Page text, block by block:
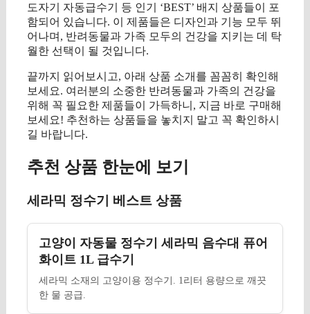
도자기 자동급수기 등 인기 ‘BEST’ 배지 상품들이 포
함되어 있습니다. 이 제품들은 디자인과 기능 모두 뛰
어나며, 반려동물과 가족 모두의 건강을 지키는 데 탁
월한 선택이 될 것입니다.
끝까지 읽어보시고, 아래 상품 소개를 꼼꼼히 확인해
보세요. 여러분의 소중한 반려동물과 가족의 건강을
위해 꼭 필요한 제품들이 가득하니, 지금 바로 구매해
보세요! 추천하는 상품들을 놓치지 말고 꼭 확인하시
길 바랍니다.
추천 상품 한눈에 보기
세라믹 정수기 베스트 상품
고양이 자동물 정수기 세라믹 음수대 퓨어
화이트 1L 급수기
세라믹 소재의 고양이용 정수기. 1리터 용량으로 깨끗
한 물 공급.